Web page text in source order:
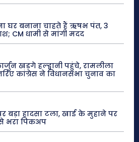
घर बनाना चाहते हैं ऋषभ पंत, 3
CM धामी से मांगी मदद
खड़गे हल्द्वानी पहुंचे, रामलीला
कांग्रेस ने विधानसभा चुनाव का
बड़ा हादसा टला, खाई के मुहाने पर
भरा पिकअप